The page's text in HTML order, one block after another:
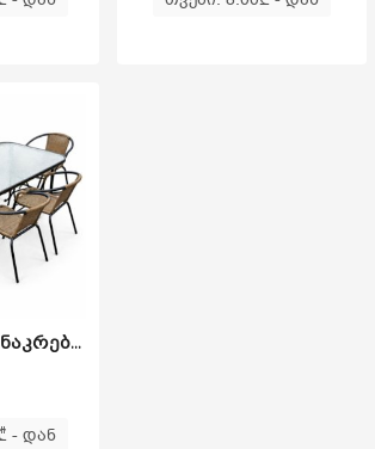
ᲑᲐᲦᲘᲡ ᲐᲕᲔᲯᲘᲡ ᲜᲐᲙᲠᲔᲑᲘ - BLOG RATTAN L ᲧᲐᲕᲘᲡᲤᲔᲠᲘ
- დან